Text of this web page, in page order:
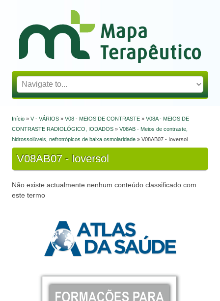
Mapa Terapêutico
Está aqui
Início » V - VÁRIOS » V08 - MEIOS DE CONTRASTE » V08A - MEIOS DE
CONTRASTE RADIOLÓGICO, IODADOS » V08AB - Meios de contraste,
hidrossolúveis, nefrotrópicos de baixa osmolaridade » V08AB07 - Ioversol
V08AB07 - Ioversol
Não existe actualmente nenhum conteúdo classificado com
este termo